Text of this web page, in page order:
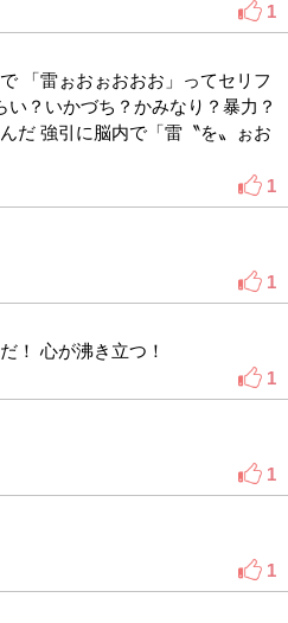
1
「雷ぉおぉおおお」ってセリフ
？いかづち？かみなり？暴力？
だ 強引に脳内で「雷〝を〟ぉお
1
1
！ 心が沸き立つ！
1
1
1